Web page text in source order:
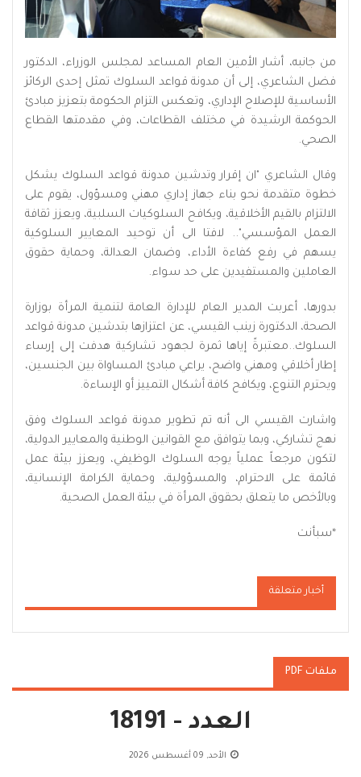
من جانبه، أشار الأمين العام المساعد لمجلس الوزراء، الدكتور
فضل الشاعري، إلى أن مدونة قواعد السلوك تمثل إحدى الركائز
الأساسية للإصلاح الإداري، وتعكس التزام الحكومة بتعزيز مبادئ
الحوكمة الرشيدة في مختلف القطاعات، وفي مقدمتها القطاع
الصحي.
وقال الشاعري "ان إقرار وتدشين مدونة قواعد السلوك يشكل
خطوة متقدمة نحو بناء جهاز إداري مهني ومسؤول، يقوم على
الالتزام بالقيم الأخلاقية، ويكافح السلوكيات السلبية، ويعزز ثقافة
العمل المؤسسي".. لافتا الى أن توحيد المعايير السلوكية
يسهم في رفع كفاءة الأداء، وضمان العدالة، وحماية حقوق
العاملين والمستفيدين على حد سواء.
بدورها، أعربت المدير العام للإدارة العامة لتنمية المرأة بوزارة
الصحة، الدكتورة زينب القيسي، عن اعتزازها بتدشين مدونة قواعد
السلوك..معتبرةً إياها ثمرة لجهود تشاركية هدفت إلى إرساء
إطار أخلاقي ومهني واضح، يراعي مبادئ المساواة بين الجنسين،
ويحترم التنوع، ويكافح كافة أشكال التمييز أو الإساءة.
واشارت القيسي الى أنه تم تطوير مدونة قواعد السلوك وفق
نهج تشاركي، وبما يتوافق مع القوانين الوطنية والمعايير الدولية،
لتكون مرجعاً عملياً يوجه السلوك الوظيفي، ويعزز بيئة عمل
قائمة على الاحترام، والمسؤولية، وحماية الكرامة الإنسانية،
وبالأخص ما يتعلق بحقوق المرأة في بيئة العمل الصحية.
*سبأنت
أخبار متعلقة
ملفات PDF
العدد - 18191
الأحد, 09 أغسطس 2026